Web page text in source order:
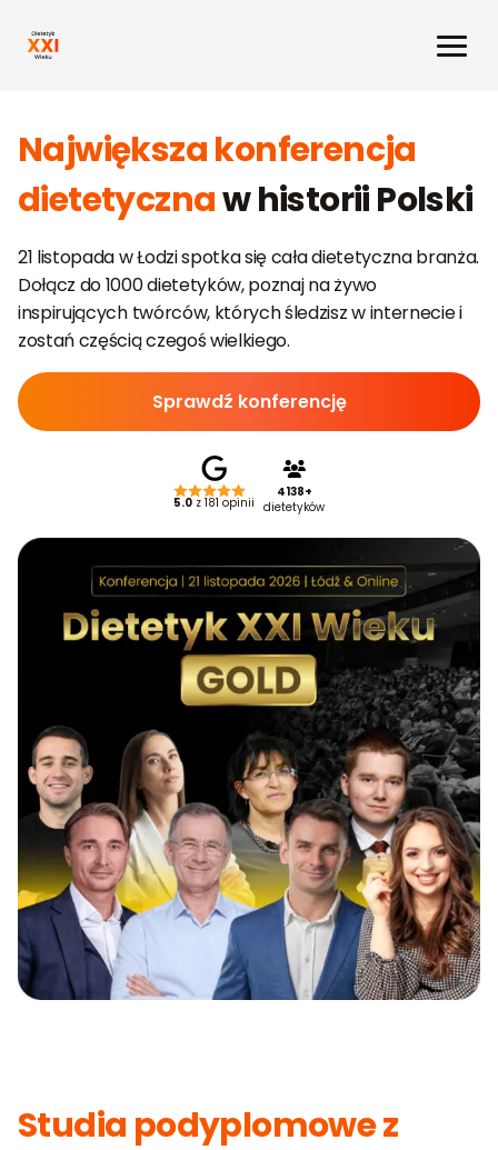
Największa konferencja
dietetycznaw historii Polski
21 listopada w Łodzi spotka się cała dietetyczna branża.
Dołącz do 1000 dietetyków, poznaj na żywo
inspirujących twórców, których śledzisz w internecie i
zostań częścią czegoś wielkiego.
Sprawdź konferencję
5.0 z 181 opinii
4138+
dietetyków
Studia podyplomowe z